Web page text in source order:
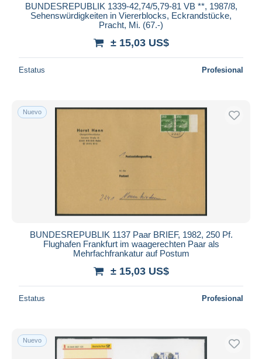
BUNDESREPUBLIK 1339-42,74/5,79-81 VB **, 1987/8,
Sehenswürdigkeiten in Viererblocks, Eckrandstücke,
Pracht, Mi. (67.-)
± 15,03 US$
Estatus Profesional
Nuevo
BUNDESREPUBLIK 1137 Paar BRIEF, 1982, 250 Pf.
Flughafen Frankfurt im waagerechten Paar als
Mehrfachfrankatur auf Postum
± 15,03 US$
Estatus Profesional
Nuevo